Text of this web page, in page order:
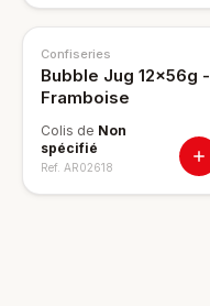
Confiseries
Bubble Jug 12x56g -
Framboise
Colis de Non
spécifié
Ref. AR02618